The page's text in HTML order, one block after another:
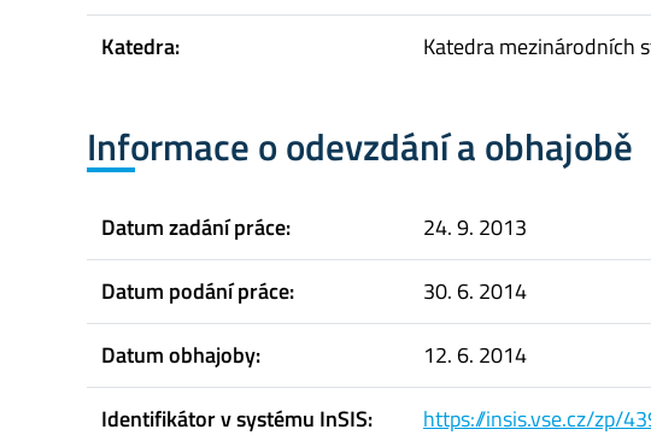
Katedra:
Katedra mezinárodních
Informace o odevzdání a obhajobě
Datum zadání práce:
24. 9. 2013
Datum podání práce:
30. 6. 2014
Datum obhajoby:
12. 6. 2014
Identifikátor v systému InSIS:
https://insis.vse.cz/zp/